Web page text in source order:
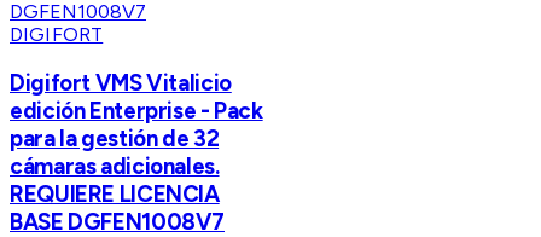
DIGIFORT
Digifort VMS Vitalicio
edición Enterprise - Pack
para la gestión de 32
cámaras adicionales.
REQUIERE LICENCIA
BASE DGFEN1008V7